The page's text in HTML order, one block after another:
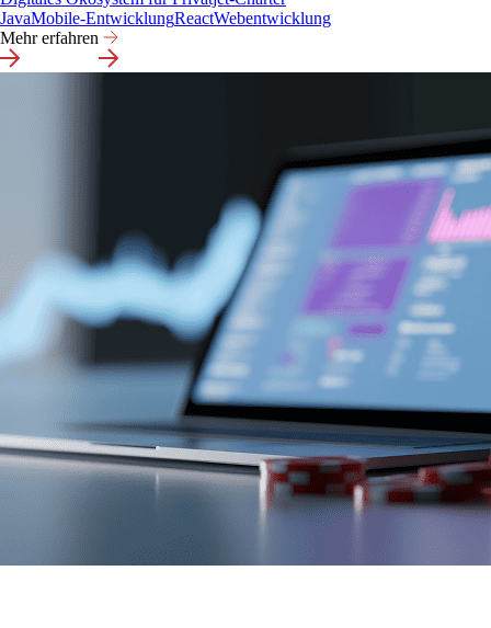
JavaMobile-EntwicklungReactWebentwicklung
Mehr erfahren